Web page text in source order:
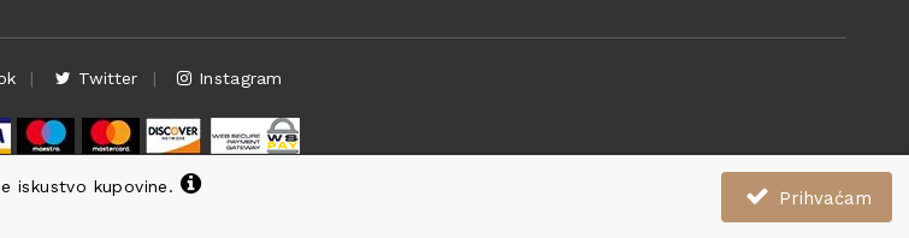
iskustvo kupovine.
Prihvaćam
Twitter Instagram